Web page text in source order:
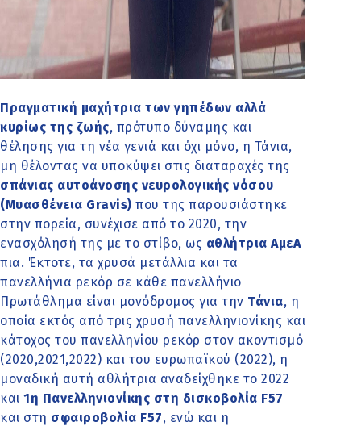
Πραγματική μαχήτρια των γηπέδων αλλά
κυρίως της ζωής, πρότυπο δύναμης και
θέλησης για τη νέα γενιά και όχι μόνο, η Τάνια,
μη θέλοντας να υποκύψει στις διαταραχές της
σπάνιας αυτοάνοσης νευρολογικής νόσου
(Μυασθένεια Gravis) που της παρουσιάστηκε
στην πορεία, συνέχισε από το 2020, την
ενασχόλησή της με το στίβο, ως αθλήτρια ΑμεΑ
πια. Έκτοτε, τα χρυσά μετάλλια και τα
πανελλήνια ρεκόρ σε κάθε πανελλήνιο
Πρωτάθλημα είναι μονόδρομος για την Τάνια, η
οποία εκτός από τρις χρυσή πανελληνιονίκης και
κάτοχος του πανελληνίου ρεκόρ στον ακοντισμό
(2020,2021,2022) και του ευρωπαϊκού (2022), η
μοναδική αυτή αθλήτρια αναδείχθηκε το 2022
και 1η Πανελληνιονίκης στη δισκοβολία F57
και στη σφαιροβολία F57, ενώ και η